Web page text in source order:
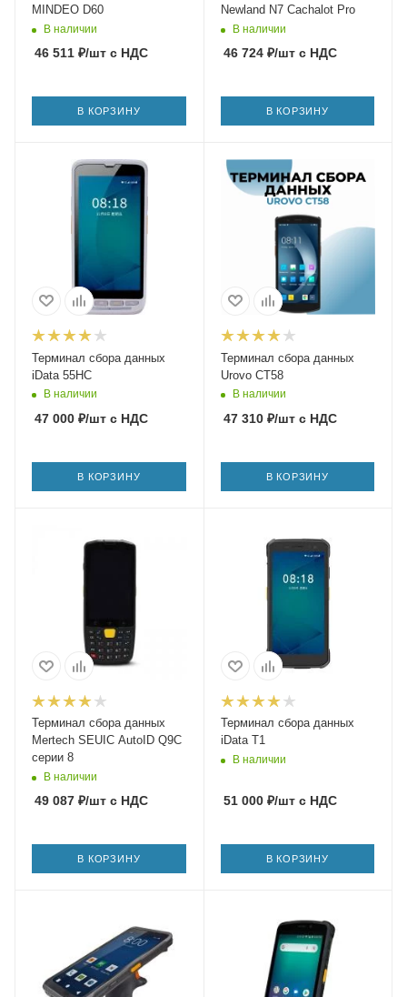
MINDEO D60
В наличии
46 511 ₽/шт с НДС
В КОРЗИНУ
Newland N7 Cachalot Pro
В наличии
46 724₽/штс НДС
В КОРЗИНУ
Терминал сбора данных
iData 55HC
В наличии
47 000 ₽/шт с НДС
В КОРЗИНУ
Терминал сбора данных
Urovo CT58
В наличии
47 310₽/штс НДС
В КОРЗИНУ
Терминал сбора данных
Mertech SEUIC AutoID Q9C
серии 8
В наличии
49 087 ₽/шт с НДС
В КОРЗИНУ
Терминал сбора данных
iData T1
В наличии
51 000₽/штс НДС
В КОРЗИНУ